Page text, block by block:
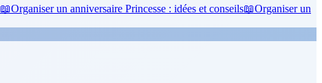
📖Organiser un anniversaire Princesse : idées et conseils📖Organiser un